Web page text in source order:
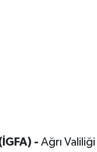
- Ağrı